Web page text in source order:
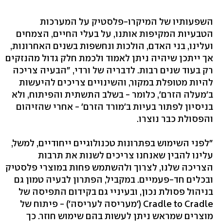
השפעותיו של המיקרו-פלסטיק על המערכות
הטבעיות המקיפות אותנו, על בעלי החיים, הצמחים
ועלינו, בני האדם, הולכות ונחשפות בשנים האחרונות,
אך ייתכן שיהיה ניתן לאמוד ולכמת חלק גדול מהנזקים
רק בעוד שנים רבות. לדבריה של ורדי, "הבעיה צריכה
להיות מטופלת במקור, והשינויים צריכים להיעשות
ב'מעלה הזרם', כלומר - בשלב התשתית והפיתוח, ולא
בניסיון לפתור בעיות ב'מורד הזרם' - אחרי שהזיהום
והפסולת כבר נוצרו.
"לפני השימוש בפתרונות טכנולוגיים ייחודיים, למשל,
עלינו להבין שאנחנו צריכים לשנות את תרבות
הצריכה שלנו, לצרוך ולהשתמש פחות במוצרי פלסטיק
ובכלים חד-פעמיים. במקביל, הפתרון לבעיה טמון גם
בניהול פסולת נכון, ובעיניי גם בקידום התפיסה של
Cradle to Cradle ('מעריסה לעריסה') - פיתוח של
מוצרים שמראש ניתן לעשות בהם שימוש חוזר. כך